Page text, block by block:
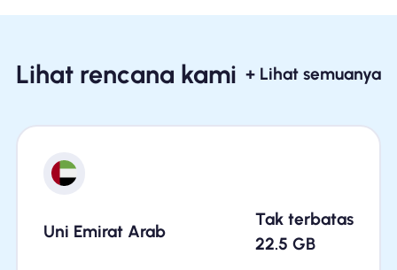
Lihat rencana kami + Lihat semuanya
Uni Emirat Arab
Tak terbatas
22.5 GB